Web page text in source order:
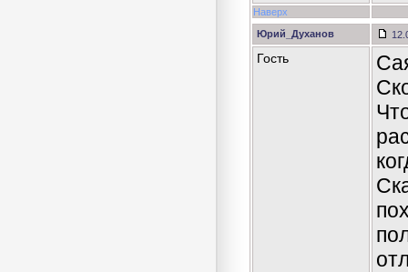
Наверх
Юрий_Духанов
Гость